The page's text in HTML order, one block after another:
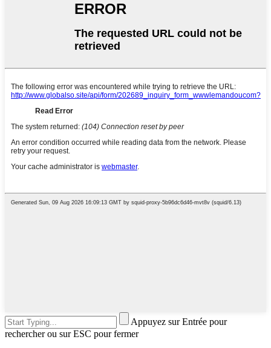
Appuyez sur Entrée pour
rechercher ou sur ESC pour fermer